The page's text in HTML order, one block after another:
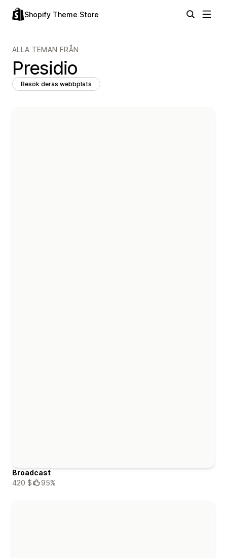
Shopify Theme Store
ALLA TEMAN FRÅN
Presidio
Besök deras webbplats
Broadcast
420 $
95%